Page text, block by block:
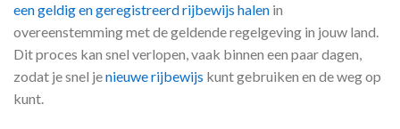
een geldig en geregistreerd rijbewijs halen in
overeenstemming met de geldende regelgeving in jouw land.
Dit proces kan snel verlopen, vaak binnen een paar dagen,
zodat je snel jenieuwe rijbewijs kunt gebruiken en de weg op
kunt.